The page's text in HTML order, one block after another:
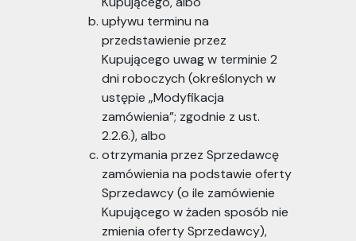
upływu terminu na
przedstawienie przez
Kupującego uwag w terminie 2
dni roboczych (określonych w
ustępie „Modyfikacja
zamówienia”; zgodnie z ust.
2.2.6.), albo
otrzymania przez Sprzedawcę
zamówienia na podstawie oferty
Sprzedawcy (o ile zamówienie
Kupującego w żaden sposób nie
zmienia oferty Sprzedawcy),